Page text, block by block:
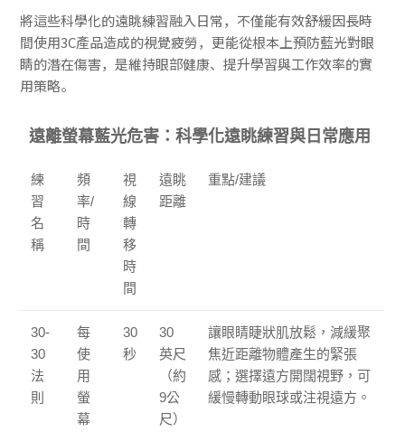
將這些科學化的遠眺練習融入日常，不僅能有效舒緩因長時
間使用3C產品造成的視覺疲勞，更能從根本上預防藍光對眼
睛的潛在傷害，是維持眼部健康、提升學習與工作效率的實
用策略。
遠離螢幕藍光危害：科學化遠眺練習與日常應用
練
習
名
稱
頻
率/
時
間
視
線
轉
移
時
間
遠眺
距離
重點/建議
30-
30
法
則
每
使
用
螢
幕
30
秒
30
英尺
（約
9公
尺）
讓眼睛睫狀肌放鬆，減緩聚
焦近距離物體產生的緊張
感；選擇遠方開闊視野，可
緩慢轉動眼球或注視遠方。